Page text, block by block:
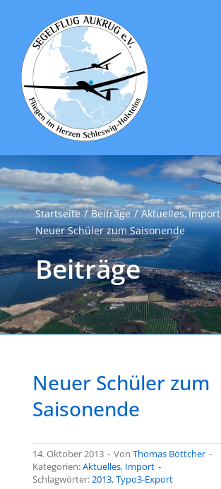
springen
Startseite Beiträge Aktuelles Import
Neuer Schüler zum Saisonende
Beiträge
Neuer Schüler zum
Saisonende
14. Oktober 2013 - Von Thomas Böttcher -
Kategorien:Aktuelles, Import -
Schlagwörter:2013,Typo3-Export